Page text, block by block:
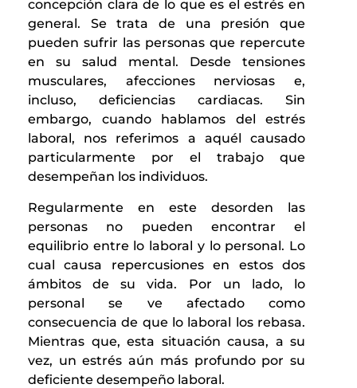
concepción clara de lo que es el estrés en
general. Se trata de una presión que
pueden sufrir las personas que repercute
en su salud mental. Desde tensiones
musculares, afecciones nerviosas e,
incluso, deficiencias cardiacas. Sin
embargo, cuando hablamos del estrés
laboral, nos referimos a aquél causado
particularmente por el trabajo que
desempeñan los individuos.
Regularmente en este desorden las
personas no pueden encontrar el
equilibrio entre lo laboral y lo personal. Lo
cual causa repercusiones en estos dos
ámbitos de su vida. Por un lado, lo
personal se ve afectado como
consecuencia de que lo laboral los rebasa.
Mientras que, esta situación causa, a su
vez, un estrés aún más profundo por su
deficiente desempeño laboral.